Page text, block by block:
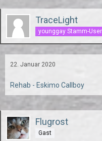
TraceLight
younggay Stamm-User
22. Januar 2020
Rehab - Eskimo Callboy
Flugrost
Gast